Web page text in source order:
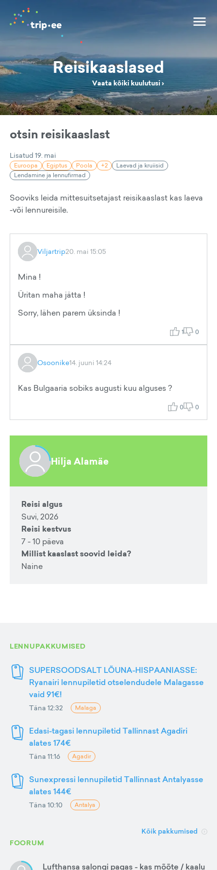
Reisikaaslased
Vaata kõiki kuulutusi ›
otsin reisikaaslast
Lisatud 19. mai
Euroopa Egiptus Poola +2
Laevad ja kruiisid
Lendamine ja lennufirmad
Sooviks leida mittesuitsetajast reisikaaslast kas laeva
-või lennureisile.
Viljartrip20. mai 15:05
Mina !
Üritan maha jätta !
Sorry, lähen parem üksinda !
1 0
Osoonike14. juuni 14:24
Kas Bulgaaria sobiks augusti kuu alguses ?
0 0
Hilja Alamäe
Reisi algus
Suvi, 2026
Reisi kestvus
7 - 10 päeva
Millist kaaslast soovid leida?
Naine
LENNUPAKKUMISED
SUPERSOODSALT LÕUNA-HISPAANIASSE:
Ryanairi lennupiletid otselendudele Malagasse
vaid 91€!
Täna 12:32 Malaga
Edasi-tagasi lennupiletid Tallinnast Agadiri
alates 174€
Täna 11:16 Agadir
Sunexpressi lennupiletid Tallinnast Antalyasse
alates 144€
Täna 10:10 Antalya
Kõik pakkumised
FOORUM
Lufthansa salongi pagas - kas mõõte / kaalu